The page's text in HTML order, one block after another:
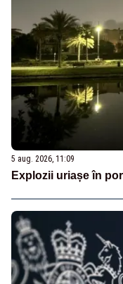
5 aug. 2026, 11:09
Explozii uriașe în